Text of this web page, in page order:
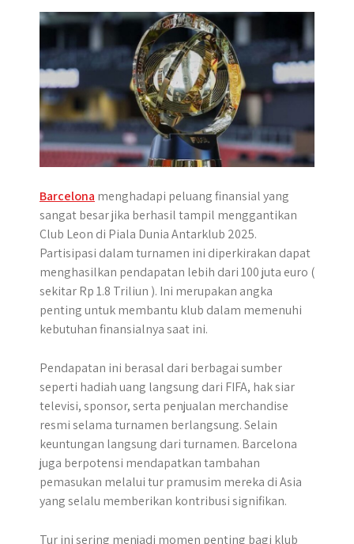
Barcelona menghadapi peluang finansial yang
sangat besar jika berhasil tampil menggantikan
Club Leon di Piala Dunia Antarklub 2025.
Partisipasi dalam turnamen ini diperkirakan dapat
menghasilkan pendapatan lebih dari 100 juta euro (
sekitar Rp 1.8 Triliun ). Ini merupakan angka
penting untuk membantu klub dalam memenuhi
kebutuhan finansialnya saat ini.
Pendapatan ini berasal dari berbagai sumber
seperti hadiah uang langsung dari FIFA, hak siar
televisi, sponsor, serta penjualan merchandise
resmi selama turnamen berlangsung. Selain
keuntungan langsung dari turnamen. Barcelona
juga berpotensi mendapatkan tambahan
pemasukan melalui tur pramusim mereka di Asia
yang selalu memberikan kontribusi signifikan.
Tur ini sering menjadi momen penting bagi klub